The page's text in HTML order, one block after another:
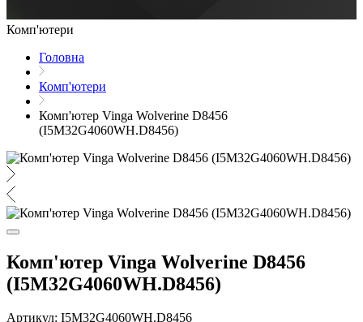
Комп'ютери
Головна
Комп'ютери
Комп'ютер Vinga Wolverine D8456
(I5M32G4060WH.D8456)
Комп'ютер Vinga Wolverine D8456
(I5M32G4060WH.D8456)
Артикул: I5M32G4060WH.D8456